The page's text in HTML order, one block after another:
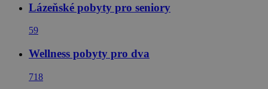
Lázeňské pobyty pro seniory
59
Wellness pobyty pro dva
718